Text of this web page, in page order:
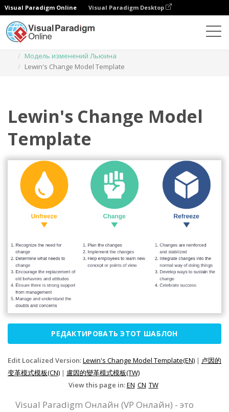
Visual Paradigm Online Visual Paradigm Desktop
Модель изменений Льюина
Lewin's Change Model Template
Lewin's Change Model
Template
РЕДАКТИРОВАТЬ ЭТОТ ШАБЛОН
Edit Localized Version:Lewin's Change Model Template(EN) | 卢因的
变革模式模板(CN) | 盧因的變革模式模板(TW)
View this page in:EN CN TW
Visual Paradigm Онлайн (VP Онлайн) - это